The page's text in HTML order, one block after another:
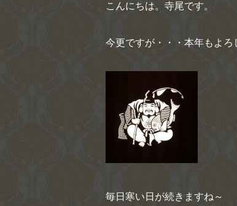
こんにちは。寺尾です。
今更ですが・・・本年もよろ
毎日寒い日が続きますね～